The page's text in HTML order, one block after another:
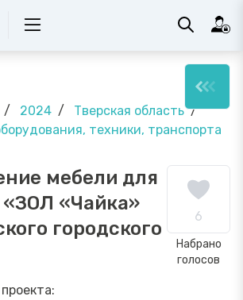
2024
Тверская область
техники, транспорта
мебели для
«Чайка»
городского
6
Набрано
голосов